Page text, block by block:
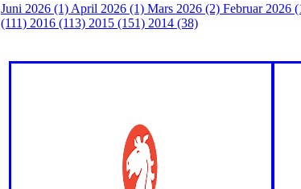
Juni 2026 (1) April 2026 (1) Mars 2026 (2) Februar 2026
(111) 2016 (113) 2015 (151) 2014 (38)